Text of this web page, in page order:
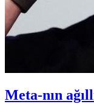
Meta-nın